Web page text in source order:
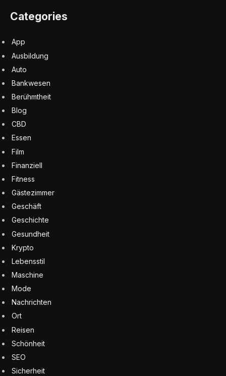
Categories
App
Ausbildung
Auto
Bankwesen
Berühmtheit
Blog
CBD
Essen
Film
Finanziell
Fitness
Gästezimmer
Geschäft
Geschichte
Gesundheit
Krypto
Lebensstil
Maschine
Mode
Nachrichten
Ort
Reisen
Schönheit
SEO
Sicherheit